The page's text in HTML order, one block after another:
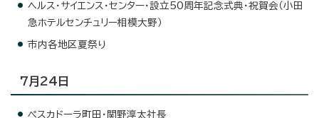
ヘルス・サイエンス・センター・設立50周年記念式典・祝賀会（小田
急ホテルセンチュリー相模大野）
市内各地区夏祭り
7月24日
ペスカドーラ町田・関野淳太社長